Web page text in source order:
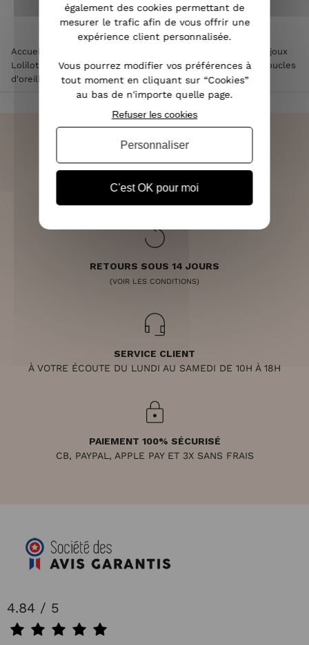
Accueil
Bijoux
Lolilota & Lol femme >Boucles d'oreilles Lolilota & Lol
Boucles
d'oreilles LOL le bonhomme en pain d'épice et son noeud
OFFERTE DÈS 70€
RETOURS SOUS 14 JOURS
(VOIR LES CONDITIONS)
SERVICE CLIENT
À VOTRE ÉCOUTE DU LUNDI AU SAMEDI DE 10H À 18H
PAIEMENT 100% SÉCURISÉ
CB, PAYPAL, APPLE PAY ET 3X SANS FRAIS
4.84 / 5
également des cookies permettant de
mesurer le trafic afin de vous offrir une
expérience client personnalisée.
Vous pourrez modifier vos préférences à
tout moment en cliquant sur “Cookies”
au bas de n'importe quelle page.
C'est OK pour moi
Refuser les cookies
Personnaliser